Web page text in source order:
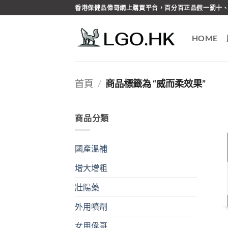
to
香港保健品偉哥網上購買平台，百分百正品假一罰十
HOME
首頁 / 商品標籤為 “威而柔效果”
商品分類
國產溫補
增大增粗
壯陽藥
外用噴劑
女用偉哥